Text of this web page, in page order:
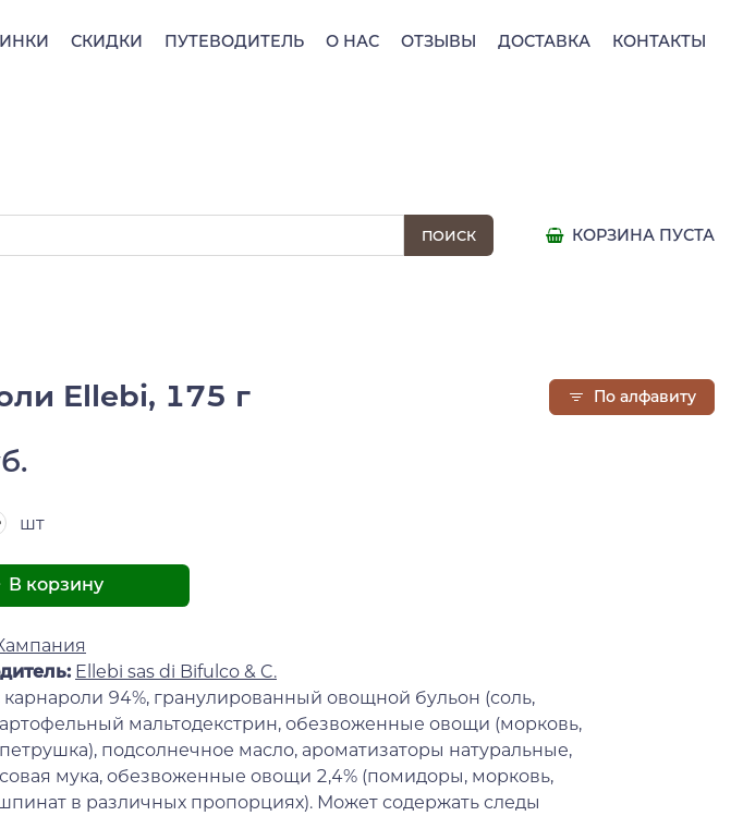
СКИДКИ ПУТЕВОДИТЕЛЬ О НАС ОТЗЫВЫ ДОСТАВКА КОНТАКТЫ
КОРЗИНА ПУСТА
Ellebi, 175 г
шт
В корзину
Ellebi sas di Bifulco & C.
карнароли 94%, гранулированный овощной бульон (соль,
мальтодекстрин, обезвоженные овощи (морковь,
подсолнечное масло, ароматизаторы натуральные,
мука, обезвоженные овощи 2,4% (помидоры, морковь,
в различных пропорциях). Может содержать следы
По алфавиту